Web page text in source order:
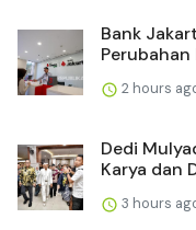
Bank
Perubahan
2 hours
Dedi
Karya dan
3 hours